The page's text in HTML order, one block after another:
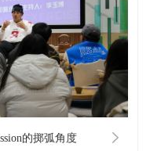
的掷弧角度